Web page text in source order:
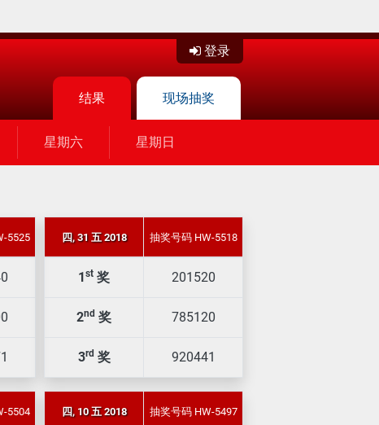
登录
结果 现场抽奖
星期六 星期日
5525 四, 31 五 2018 抽奖号码 HW-5518
1 st 奖 201520
2nd 奖 785120
3rd 奖 920441
5504 四, 10 五 2018 抽奖号码 HW-5497